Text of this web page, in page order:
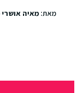
מאת:מאיה אושרי